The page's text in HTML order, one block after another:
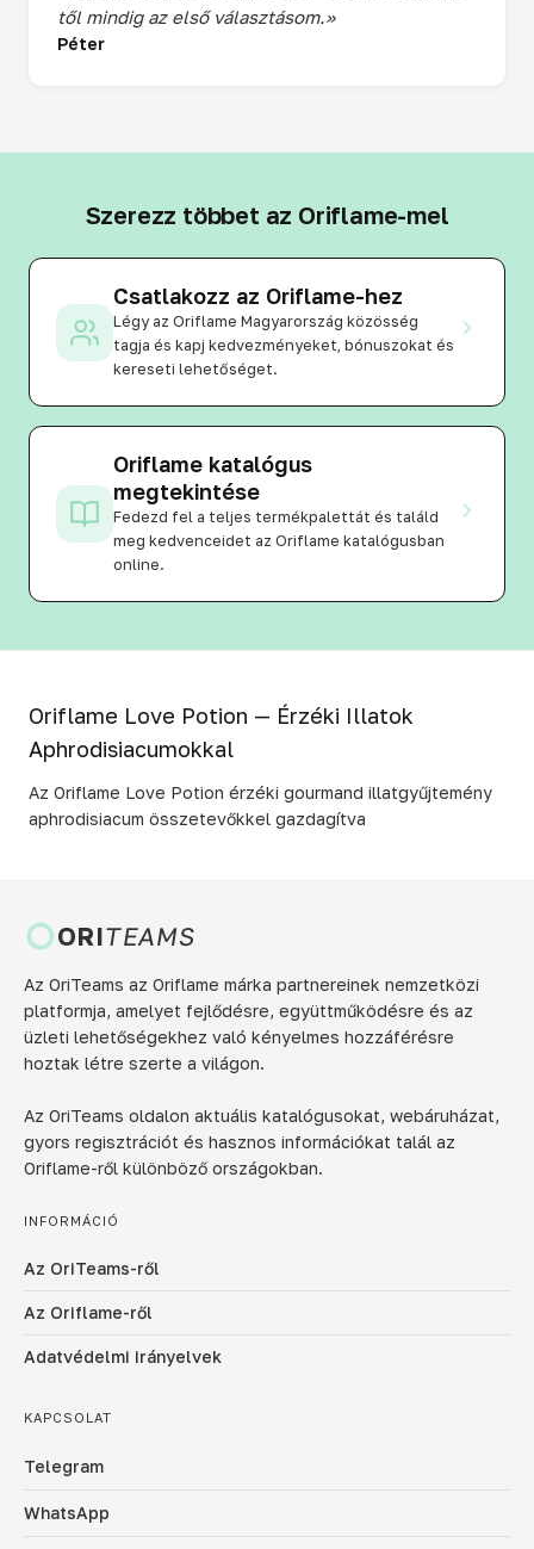
től mindig az első választásom.»
Péter
Szerezz többet az Oriflame-mel
Csatlakozz az Oriflame-hez
Légy az Oriflame Magyarország közösség
tagja és kapj kedvezményeket, bónuszokat és
kereseti lehetőséget.
Oriflame katalógus
megtekintése
Fedezd fel a teljes termékpalettát és találd
meg kedvenceidet az Oriflame katalógusban
online.
Oriflame Love Potion — Érzéki Illatok
Aphrodisiacumokkal
Az Oriflame Love Potion érzéki gourmand illatgyűjtemény
aphrodisiacum összetevőkkel gazdagítva
ORITEAMS
Az OriTeams az Oriflame márka partnereinek nemzetközi
platformja, amelyet fejlődésre, együttműködésre és az
üzleti lehetőségekhez való kényelmes hozzáférésre
hoztak létre szerte a világon.
Az OriTeams oldalon aktuális katalógusokat, webáruházat,
gyors regisztrációt és hasznos információkat talál az
Oriflame-ről különböző országokban.
INFORMÁCIÓ
Az OriTeams-ről
Az Oriflame-ről
Adatvédelmi irányelvek
KAPCSOLAT
Telegram
WhatsApp